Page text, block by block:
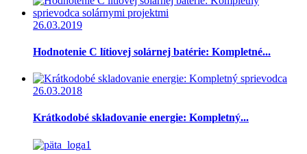
26.03.2019
Hodnotenie C lítiovej solárnej batérie: Kompletné...
26.03.2018
Krátkodobé skladovanie energie: Kompletný...